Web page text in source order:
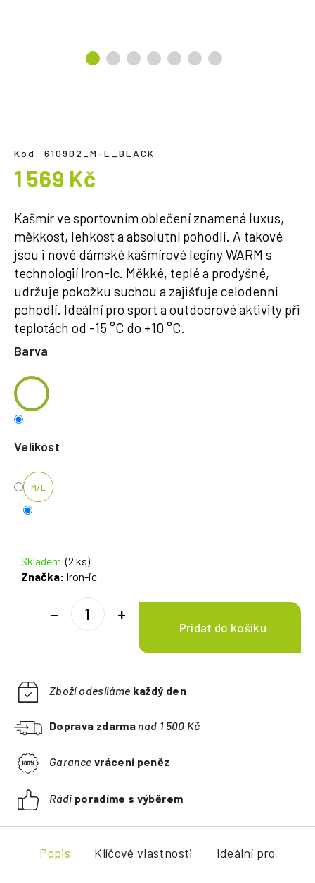
Kašmír ve sportovním oblečení znamená luxus,
měkkost, lehkost a absolutní pohodlí. A takové
jsou i nové dámské kašmírové legíny WARM s
technologií Iron-Ic. Měkké, teplé a prodyšné,
udržuje pokožku suchou a zajišťuje celodenní
pohodlí. Ideální pro sport a outdoorové aktivity při
teplotách od -15 °C do +10 °C.
Barva
Velikost
M/L
Skladem (2 ks)
Značka: Iron-ic
+
−
Zboží odesíláme každý den
Doprava zdarma nad 1 500 Kč
Garance vrácení peněz
Rádi poradíme s výběrem
Kód: 610902_M-L_BLACK
1 569 Kč
cena:
Popis Klíčové vlastnosti Ideální pro